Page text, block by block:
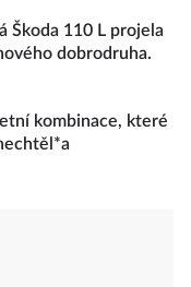
Škoda 110 L projela
dobrodruha.
kombinace, které